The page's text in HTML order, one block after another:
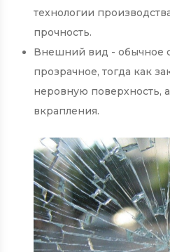
технологии
прочность.
Внешний вид - обычное
прозрачное, тогда как
неровную поверхность,
вкрапления.